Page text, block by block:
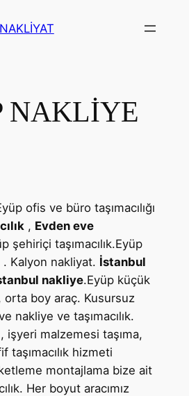
NAKLİYE
ofis ve büro taşımacılığı
, Evden eve
şehiriçi taşımacılık.Eyüp
. Kalyon nakliyat. İstanbul
nakliye.Eyüp küçük
orta boy araç. Kusursuz
nakliye ve taşımacılık.
işyeri malzemesi taşıma,
taşımacılık hizmeti
montajlama bize ait
Her boyut aracımız